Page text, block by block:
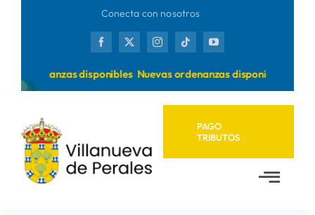
Conecta con nosotros
ordenanzas disponibles Nuevas ordenanzas disponibles
PAGO
TRIBUTOS